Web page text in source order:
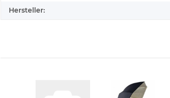
Hersteller: